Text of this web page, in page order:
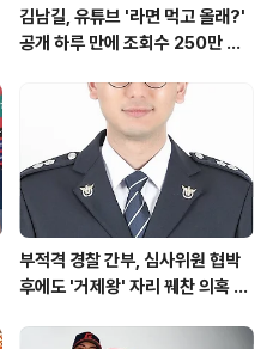
김남길, 유튜브 '라면 먹고 올래?'
공개 하루 만에 조회수 250만 돌
부적격 경찰 간부, 심사위원 협박
후에도 '거제왕' 자리 꿰찬 의혹 진